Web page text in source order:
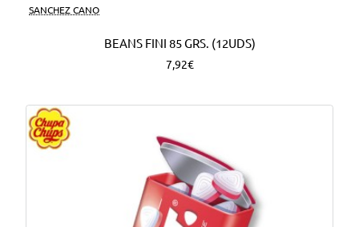
SANCHEZ CANO
BEANS FINI 85 GRS. (12UDS)
7,92€